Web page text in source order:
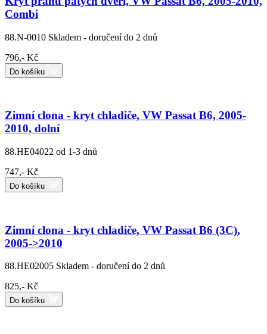
Combi
88.N-0010 Skladem - doručení do 2 dnů
796,- Kč
Do košíku
Zimní clona - kryt chladiče, VW Passat B6, 2005-
2010, dolní
88.HE04022 od 1-3 dnů
747,- Kč
Do košíku
Zimní clona - kryt chladiče, VW Passat B6 (3C),
2005->2010
88.HE02005 Skladem - doručení do 2 dnů
825,- Kč
Do košíku